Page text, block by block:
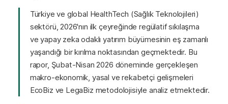
Türkiye ve global HealthTech (Sağlık Teknolojileri)
sektörü, 2026'nın ilk çeyreğinde regülatif sıkılaşma
ve yapay zeka odaklı yatırım büyümesinin eş zamanlı
yaşandığı bir kırılma noktasından geçmektedir. Bu
rapor, Şubat-Nisan 2026 döneminde gerçekleşen
makro-ekonomik, yasal ve rekabetçi gelişmeleri
EcoBiz ve LegaBiz metodolojisiyle analiz etmektedir.